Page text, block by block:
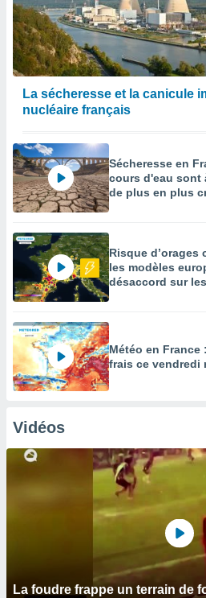
La sécheresse et la canicule
nucléaire français
Sécheresse en
cours d'eau sont
de plus en plus
Risque d’orages
les modèles
désaccord sur
Météo en
frais ce vendredi
Vidéos
La foudre frappe un terrain de